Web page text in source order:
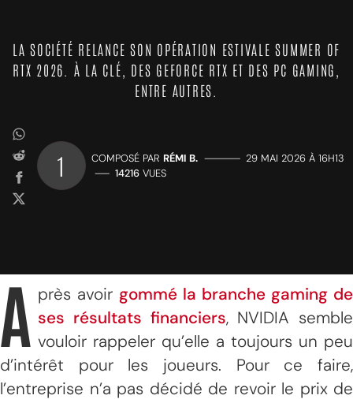
LA SOCIÉTÉ RELANCE SON OPÉRATION ESTIVALE SUMMER OF
RTX 2026. À LA CLÉ, DES GEFORCE RTX ET DES PC GAMING,
ENTRE AUTRES.
1 COMPOSÉ PAR RÉMI B. ————— 29 MAI 2026 À 16H13
—— 14216 VUES
A près avoir gommé la branche gaming de
ses résultats financiers, NVIDIA semble
vouloir rappeler qu’elle a toujours un peu
d’intérêt pour les joueurs. Pour ce faire,
l’entreprise n’a pas décidé de revoir le prix de